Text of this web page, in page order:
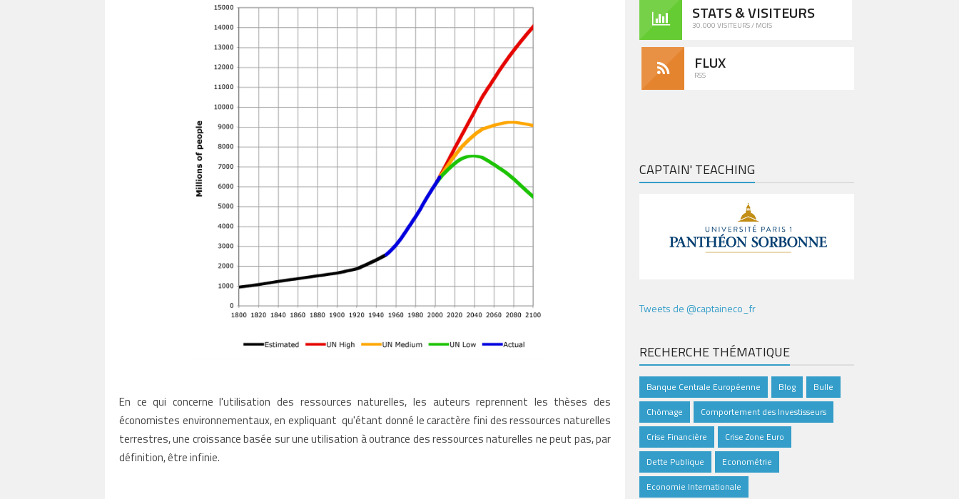
En ce qui concerne l'utilisation des ressources naturelles, les auteurs reprennent les thèses des
économistes environnementaux, en expliquant qu'étant donné le caractère fini des ressources naturelles
terrestres, une croissance basée sur une utilisation à outrance des ressources naturelles ne peut pas, par
définition, être infinie.
STATS & VISITEURS
30.000 VISITEURS / MOIS
FLUX
RSS
CAPTAIN' TEACHING
Tweets de @captaineco_fr
RECHERCHE THÉMATIQUE
Banque Centrale Européenne Blog
Bulle
Chômage
Comportement des Investisseurs
Crise Financière
Crise Zone Euro
Dette Publique
Econométrie
Economie Internationale